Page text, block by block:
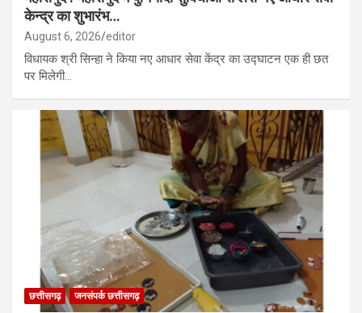
केन्द्र का शुभारंभ…
August 6, 2026 editor
विधायक श्री सिन्हा ने किया नए आधार सेवा केंद्र का उद्घाटन एक ही छत
पर मिलेगी…
छत्तीसगढ़ जनसंपर्क छत्तीसगढ़